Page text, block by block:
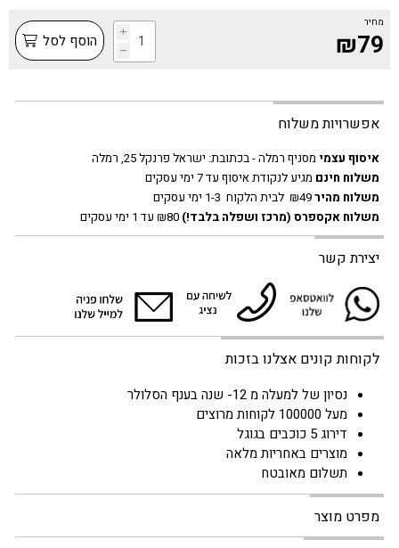
מחיר
₪79
i
h הוסף לסל
אפשרויות משלוח
איסוף עצמי מסניף רמלה - בכתובת: ישראל פרנקל 25, רמלה
משלוח חינם מגיע לנקודת איסוף עד 7 ימי עסקים
משלוח מהיר
משלוח אקספרס (מרכז ושפלה בלבד!)
יצירת קשר
לקוחות קונים אצלנו בזכות
נסיון של למעלה מ 12- שנה בענף הסלולר
מעל 100000 לקוחות מרוצים
דירוג 5 כוכבים בגוגל
מוצרים באחריות מלאה
תשלום מאובטח
מפרט מוצר